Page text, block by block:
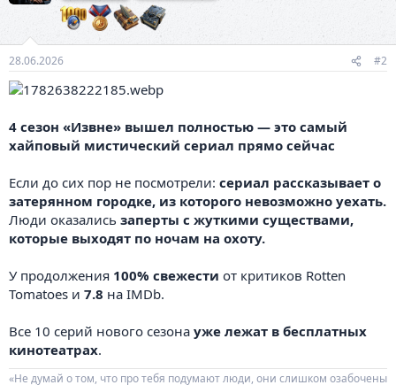
28.06.2026 #2
4 сезон «Извне» вышел полностью — это самый
хайповый мистический сериал прямо сейчас
Если до сих пор не посмотрели: сериал рассказывает о
затерянном городке, из которого невозможно уехать.
Люди оказались заперты с жуткими существами,
которые выходят по ночам на охоту.
У продолжения 100% свежести от критиков Rotten
Tomatoes и 7.8 на IMDb.
Все 10 серий нового сезона уже лежат в бесплатных
кинотеатрах.
«Не думай о том, что про тебя подумают люди, они слишком озабочены